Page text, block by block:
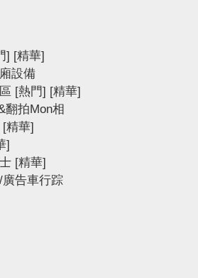
] [精華]
設備
[熱門] [精華]
翻拍Mon相
[精華]
]
[精華]
告車行踪